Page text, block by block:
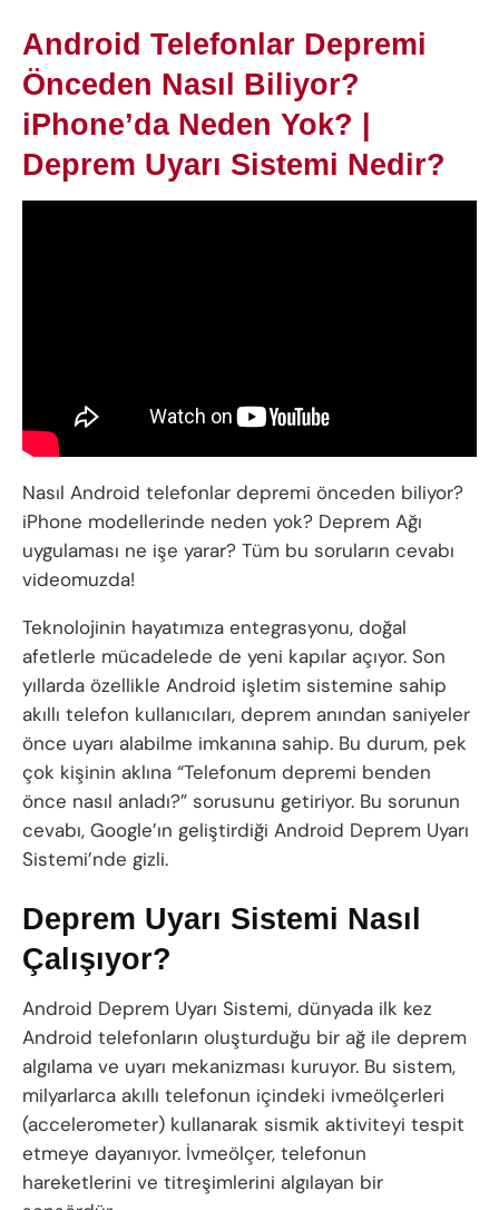
Android Telefonlar Depremi
Önceden Nasıl Biliyor?
iPhone’da Neden Yok? |
Deprem Uyarı Sistemi Nedir?
Nasıl Android telefonlar depremi önceden biliyor?
iPhone modellerinde neden yok? Deprem Ağı
uygulaması ne işe yarar? Tüm bu soruların cevabı
videomuzda!
Teknolojinin hayatımıza entegrasyonu, doğal
afetlerle mücadelede de yeni kapılar açıyor. Son
yıllarda özellikle Android işletim sistemine sahip
akıllı telefon kullanıcıları, deprem anından saniyeler
önce uyarı alabilme imkanına sahip. Bu durum, pek
çok kişinin aklına “Telefonum depremi benden
önce nasıl anladı?” sorusunu getiriyor. Bu sorunun
cevabı, Google’ın geliştirdiği Android Deprem Uyarı
Sistemi’nde gizli.
Deprem Uyarı Sistemi Nasıl
Çalışıyor?
Android Deprem Uyarı Sistemi, dünyada ilk kez
Android telefonların oluşturduğu bir ağ ile deprem
algılama ve uyarı mekanizması kuruyor. Bu sistem,
milyarlarca akıllı telefonun içindeki ivmeölçerleri
(accelerometer) kullanarak sismik aktiviteyi tespit
etmeye dayanıyor. İvmeölçer, telefonun
hareketlerini ve titreşimlerini algılayan bir